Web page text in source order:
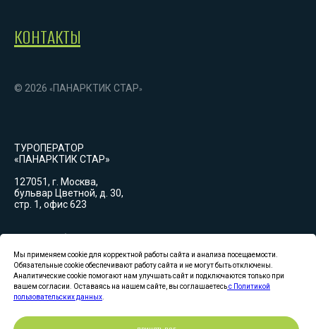
КОНТАКТЫ
© 2026 «ПАНАРКТИК СТАР»
ТУРОПЕРАТОР
«ПАНАРКТИК СТАР»
127051, г. Москва,
бульвар Цветной, д. 30,
стр. 1, офис 623
График работы:
Пн-Вс: 09:00-18:00
(GMT+3)
Лицензия туроператора
РТО 22 273
Мы применяем cookie для корректной работы сайта и анализа посещаемости.
Обязательные cookie обеспечивают работу сайта и не могут быть отключены.
Аналитические cookie помогают нам улучшать сайт и подключаются только при
вашем согласии. Оставаясь на нашем сайте, вы соглашаетесьс Политикой
пользовательских данных.